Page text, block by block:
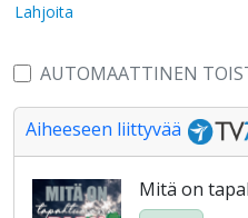
Lahjoita
AUTOMAATTINEN
Aiheeseen liittyvää
Mitä on